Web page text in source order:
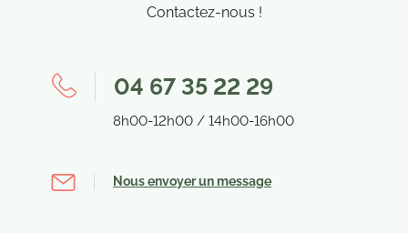
(1 avis)
Contactez-nous !
04 67 35 22 29
8h00-12h00 / 14h00-16h00
Nous envoyer un message